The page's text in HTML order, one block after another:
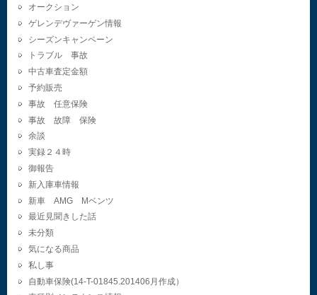
オークション
ゲレンデヴァーゲン情報
シーズンキャンペーン
トラブル 事故
中古車査定金額
予約販売
事故 任意保険
事故 故障 保険
余談
実録２４時
御報告
新入庫車情報
新車 AMG Mベンツ
最近見聞きした話
未分類
気になる商品
私し事
自動車保険(14-T-01845.201406月作成）